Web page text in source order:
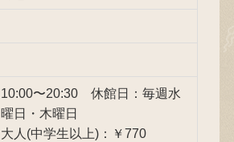
10:00〜20:30 休館日：毎週水
曜日・木曜日
大人(中学生以上)：￥770